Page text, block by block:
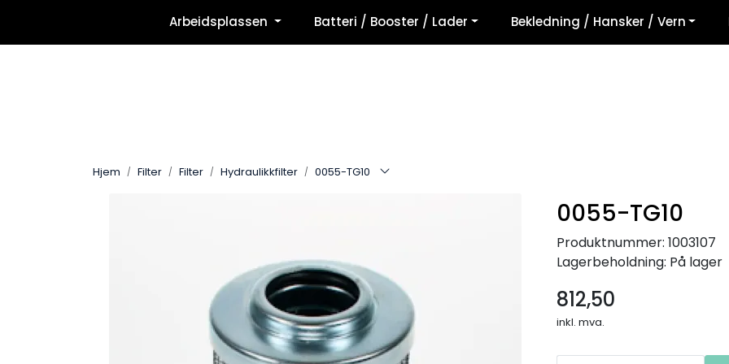
Arbeidsplassen Batteri / Booster / Lader Bekledning / Hansker / Vern
Hjem Filter Filter Hydraulikkfilter 0055-TG10
0055-TG10
Produktnummer: 1003107
Lagerbeholdning: På lager
812,50
inkl. mva.